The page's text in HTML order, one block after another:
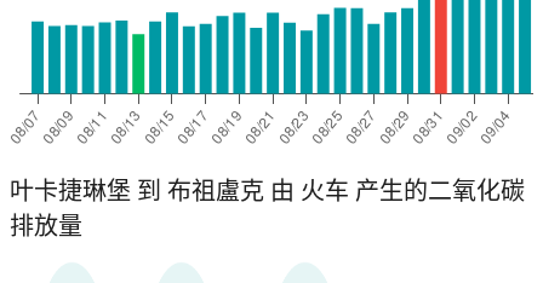
叶卡捷琳堡 到 布祖盧克 由 火车 产生的二氧化碳
排放量